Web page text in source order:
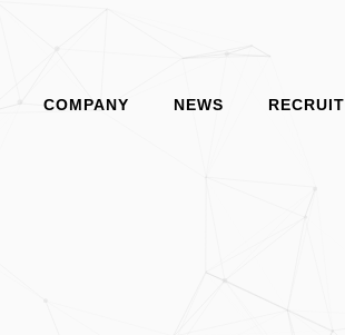
COMPANY NEWS RECRUIT